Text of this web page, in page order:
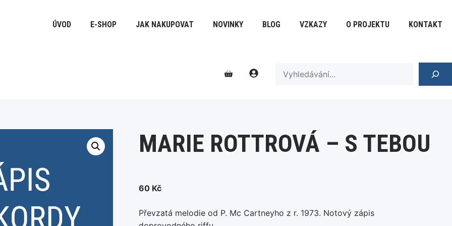
ÚVOD E-SHOP JAK NAKUPOVAT NOVINKY BLOG VZKAZY O PROJEKTU KONTAKT
MARIE ROTTROVÁ – S TEBOU
60 Kč
Převzatá melodie od P. Mc Cartneyho z r. 1973. Notový zápis
tebou